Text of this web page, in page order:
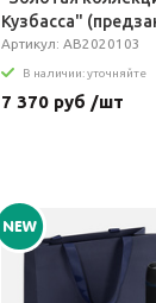
Кузбасса"
Артикул: AB2020103
В наличии: уточняйте
7 370 руб /шт